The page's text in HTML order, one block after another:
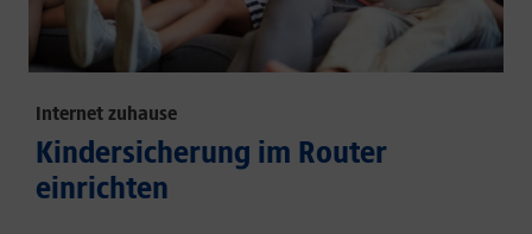
Internet zuhause
Kindersicherung im Router
einrichten